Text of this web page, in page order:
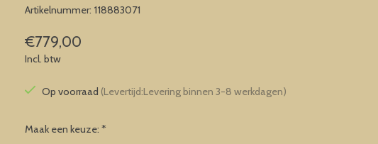
Artikelnummer: 118883071
€779,00
Incl. btw
Op voorraad (Levertijd:Levering binnen 3-8 werkdagen)
Maak een keuze: *